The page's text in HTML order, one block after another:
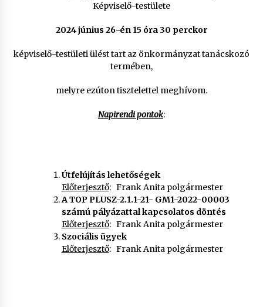
Képviselő-testülete
2024június 26-én 15 óra 30 perckor
képviselő-testületi ülést tart az önkormányzat tanácskozó
termében,
melyre ezúton tisztelettel meghívom.
Napirendi pontok:
Útfelújítás lehetőségek
Előterjesztő: Frank Anita polgármester
A TOP PLUSZ-2.1.1-21- GM1-2022-00003
számú pályázattal kapcsolatos döntés
Előterjesztő: Frank Anita polgármester
Szociális ügyek
Előterjesztő: Frank Anita polgármester